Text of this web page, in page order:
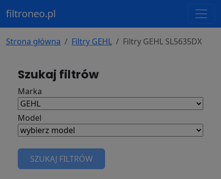
filtroneo.pl
Strona główna Filtry GEHL Filtry GEHL SL5635DX
Szukaj filtrów
Marka
Model
SZUKAJ FILTRÓW